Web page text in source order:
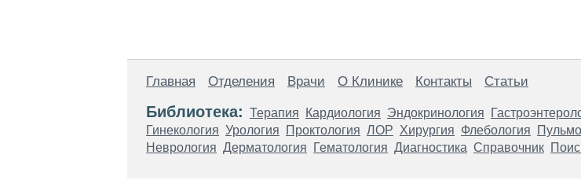
Главная Отделения Врачи О Клинике Контакты Статьи
Библиотека: Терапия Кардиология Эндокринология
Гинекология Урология Проктология ЛОР Хирургия Флебология
Неврология Дерматология Гематология Диагностика Справочник